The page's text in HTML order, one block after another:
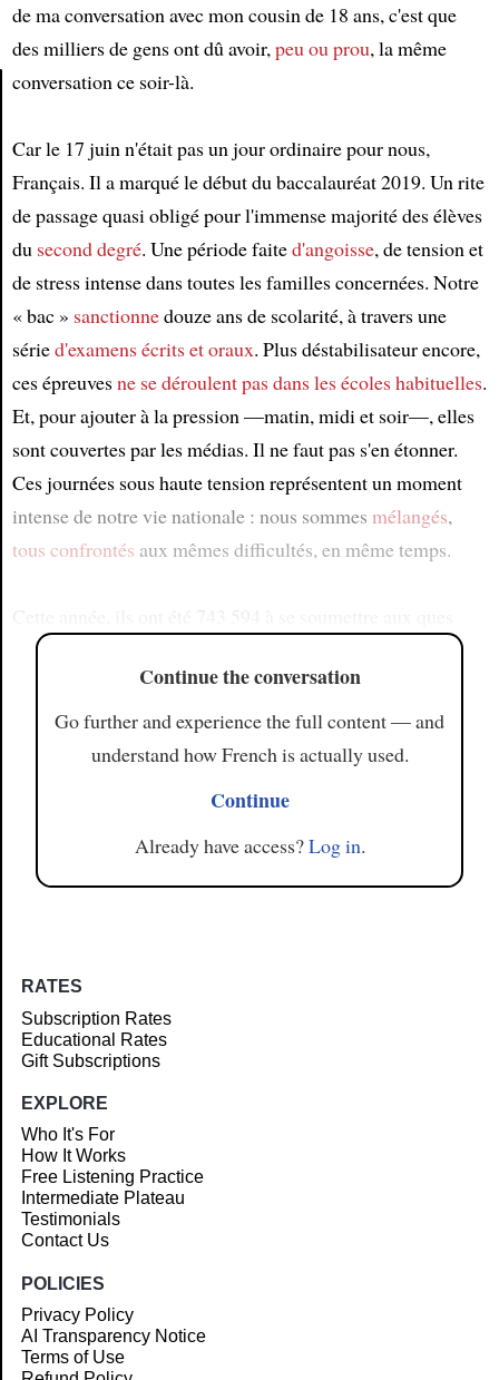
de ma conversation avec mon cousin de 18 ans, c'est que
des milliers de gens ont dû avoir,peu ou prou, la même
conversation ce soir-là.
Car le 17 juin n'était pas un jour ordinaire pour nous,
Français. Il a marqué le début du baccalauréat 2019. Un rite
de passage quasi obligé pour l'immense majorité des élèves
du second degré. Une période faited'angoisse, de tension et
de stress intense dans toutes les familles concernées. Notre
« bac » sanctionnedouze ans de scolarité, à travers une
séried'examens écrits et oraux. Plus déstabilisateur encore,
ces épreuvesne se déroulent pas dans les écoles habituelles.
Et, pour ajouter à la pression —matin, midi et soir—, elles
sont couvertes par les médias. Il ne faut pas s'en étonner.
Ces journées sous haute tension représentent un moment
intense de notre vie nationale : nous sommes mélangés,
tous confrontés aux mêmes difficultés, en même temps.
Continue the conversation
Go further and experience the full content — and
understand how French is actually used.
Continue
Already have access?Log in.
RATES
Subscription Rates
Educational Rates
Gift Subscriptions
EXPLORE
Who It's For
How It Works
Free Listening Practice
Intermediate Plateau
Testimonials
Contact Us
POLICIES
Privacy Policy
AI Transparency Notice
Terms of Use